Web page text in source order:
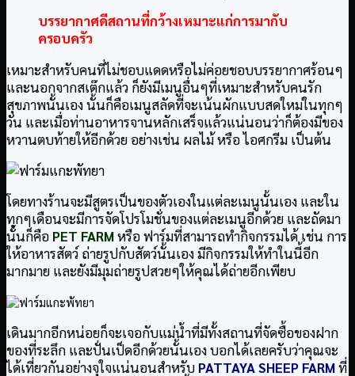
บรรยากาศดีสถานที่กว้างเหมาะแก่การมากับ
ครอบครัว
เหมาะสำหรับคนที่ไม่ชอบแดดหรือไม่ค่อยชอบบรรยากาศร้อนๆ
และนอกจากสเต๊กแล้ว ก็ยังมีเมนูอื่นๆที่เหมาะสำหรับคนรัก
สุขภาพนั้นเอง นั้นก็คือเมนูสลัดที่จะเน้นผักแบบสดใหม่ในทุกๆ
วัน และเมื่อท่านอาหารจานหลักเสร็จแล้วแน่นอนว่าก็ต้องมีของ
หวานตบท้ายให้อีกด้วย อย่างเช่น ผลไม้ หรือ ไอศกรีม เป็นต้น
โดยทางร้านจะมีสูตรเป็นของตัวเองในแต่ละเมนูนั้นเอง และใน
ทุกๆเดือนจะมีการจัดโปรโมชั่นของแต่ละเมนูอีกด้วย และถัดมา
นั้นก็คือ PET FARMหรือ ฟาร์มที่สามารถทำกิจกรรมได้ เช่น การ
ให้อาหารสัตว์ ถ่ายรูปกับสัตว์นั้นเอง มีกิจกรรมให้ทำในนี้อีก
มากมาย และยังมีมุมถ่ายรูปสวยๆให้คุณได้ถ่ายอีกเพียบ
เดินมากอีกหน่อยก็จะเจอกับแม่น้ำที่มีทั้งสถานที่จัดซื้อของฝาก
ของที่ระลึก และปั่นเป็ดอีกด้วยนั้นเอง บอกได้เลยครับว่าคุณจะ
ได้เที่ยวกันอย่างจุใจแน่นอนสำหรับ PATTAYA SHEEP FARMที่